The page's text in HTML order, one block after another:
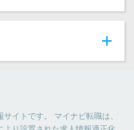
イトです。 マイナビ転職は、